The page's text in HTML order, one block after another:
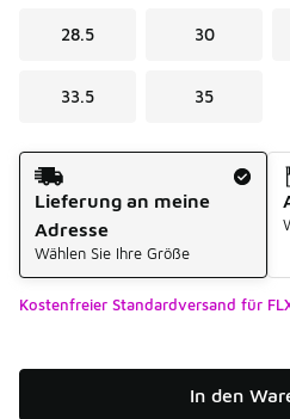
28.5 30
33.5 35
Versandart
Lieferung an meine
Adresse
Wählen Sie Ihre Größe
Kostenfreier Standardversand für
In den